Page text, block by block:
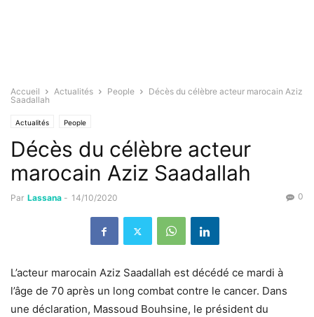
Accueil Actualités People
Décès du célèbre acteur marocain Aziz
Saadallah
Actualités People
Décès du célèbre acteur
marocain Aziz Saadallah
Par Lassana - 14/10/2020 0
L’acteur marocain Aziz Saadallah est décédé ce mardi à
l’âge de 70 après un long combat contre le cancer. Dans
une déclaration, Massoud Bouhsine, le président du